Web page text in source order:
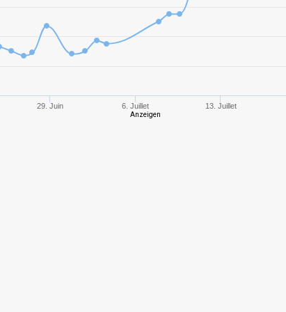
9
10
29. Juin 6. Juillet 13. Juillet
Anzeigen